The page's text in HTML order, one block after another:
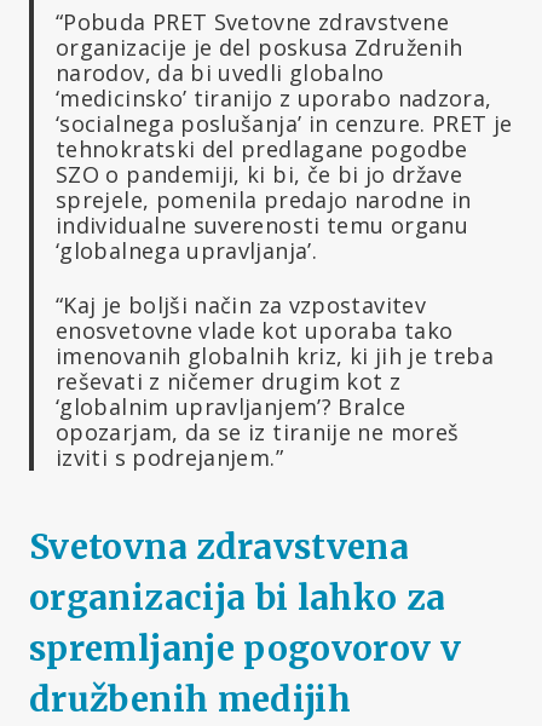
“Pobuda PRET Svetovne zdravstvene
organizacije je del poskusa Združenih
narodov, da bi uvedli globalno
‘medicinsko’ tiranijo z uporabo nadzora,
‘socialnega poslušanja’ in cenzure. PRET je
tehnokratski del predlagane pogodbe
SZO o pandemiji, ki bi, če bi jo države
sprejele, pomenila predajo narodne in
individualne suverenosti temu organu
‘globalnega upravljanja’.
“Kaj je boljši način za vzpostavitev
enosvetovne vlade kot uporaba tako
imenovanih globalnih kriz, ki jih je treba
reševati z ničemer drugim kot z
‘globalnim upravljanjem’? Bralce
opozarjam, da se iz tiranije ne moreš
izviti s podrejanjem.”
Svetovna zdravstvena
organizacija bi lahko za
spremljanje pogovorov v
družbenih medijih